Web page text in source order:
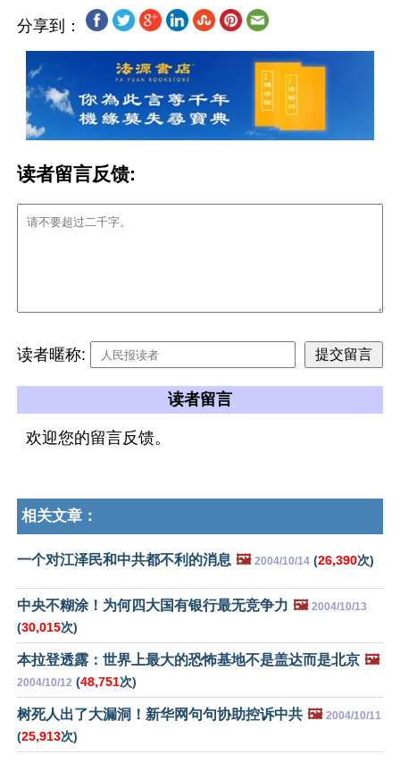
分享到：
读者留言反馈:
读者暱称:
读者留言
欢迎您的留言反馈。
相关文章：
一个对江泽民和中共都不利的消息 🖼️ 2004/10/14 (26,390次)
中央不糊涂！为何四大国有银行最无竞争力 🖼️ 2004/10/13
(30,015次)
本拉登透露：世界上最大的恐怖基地不是盖达而是北京 🖼️
2004/10/12 (48,751次)
树死人出了大漏洞！新华网句句协助控诉中共 🖼️ 2004/10/11
(25,913次)